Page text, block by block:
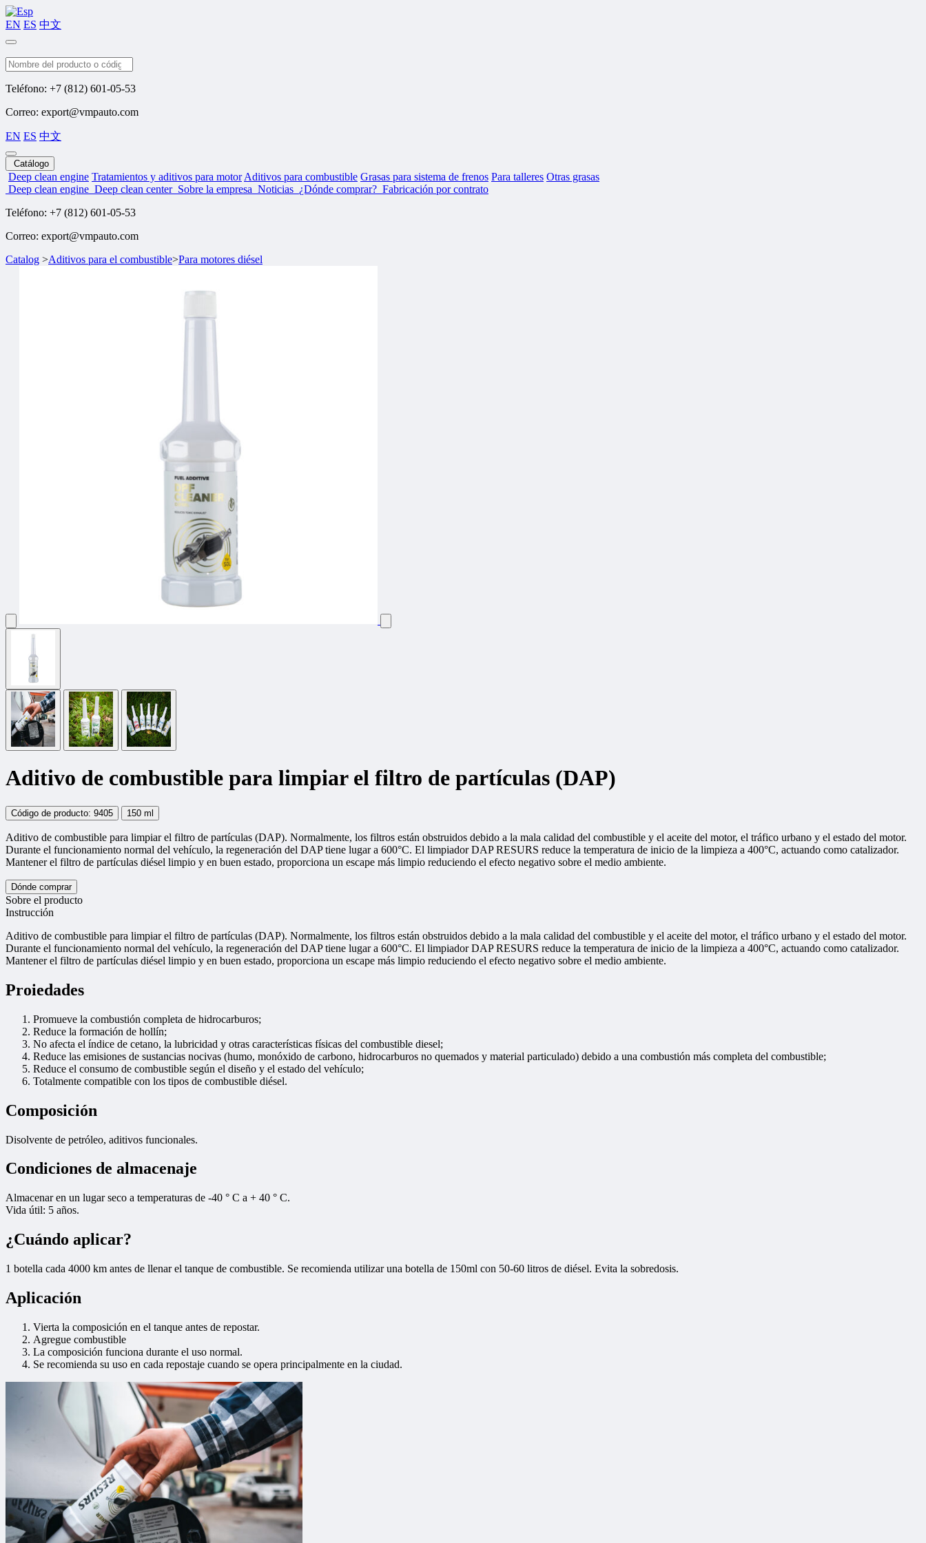
EN ES 中文
Buscar
Teléfono: +7 (812) 601-05-53
Correo: export@vmpauto.com
EN ES 中文
Catálogo
Deep clean engine Tratamientos y aditivos para motor Aditivos para combustible Grasas para sistema de frenos Para talleres Otras grasas
Deep clean engine Deep clean center Sobre la empresa Noticias ¿Dónde comprar? Fabricación por contrato
Teléfono: +7 (812) 601-05-53
Correo: export@vmpauto.com
Catalog >Aditivos para el combustible>Para motores diésel
Aditivo de combustible para limpiar el filtro de partículas (DAP)
Código de producto: 9405 150 ml
Aditivo de combustible para limpiar el filtro de partículas (DAP). Normalmente, los filtros están obstruidos debido a la mala calidad del combustible y el aceite del motor, el tráfico urbano y el estado del motor.
Durante el funcionamiento normal del vehículo, la regeneración del DAP tiene lugar a 600°C. El limpiador DAP RESURS reduce la temperatura de inicio de la limpieza a 400°C, actuando como catalizador.
Mantener el filtro de partículas diésel limpio y en buen estado, proporciona un escape más limpio reduciendo el efecto negativo sobre el medio ambiente.
Dónde comprar
Sobre el producto
Instrucción
Aditivo de combustible para limpiar el filtro de partículas (DAP). Normalmente, los filtros están obstruidos debido a la mala calidad del combustible y el aceite del motor, el tráfico urbano y el estado del motor.
Durante el funcionamiento normal del vehículo, la regeneración del DAP tiene lugar a 600°C. El limpiador DAP RESURS reduce la temperatura de inicio de la limpieza a 400°C, actuando como catalizador.
Mantener el filtro de partículas diésel limpio y en buen estado, proporciona un escape más limpio reduciendo el efecto negativo sobre el medio ambiente.
Proiedades
Promueve la combustión completa de hidrocarburos;
Reduce la formación de hollín;
No afecta el índice de cetano, la lubricidad y otras características físicas del combustible diesel;
Reduce las emisiones de sustancias nocivas (humo, monóxido de carbono, hidrocarburos no quemados y material particulado) debido a una combustión más completa del combustible;
Reduce el consumo de combustible según el diseño y el estado del vehículo;
Totalmente compatible con los tipos de combustible diésel.
Composición
Disolvente de petróleo, aditivos funcionales.
Condiciones de almacenaje
Almacenar en un lugar seco a temperaturas de -40 ° C a + 40 ° C.
Vida útil: 5 años.
¿Cuándo aplicar?
1 botella cada 4000 km antes de llenar el tanque de combustible. Se recomienda utilizar una botella de 150ml con 50-60 litros de diésel. Evita la sobredosis.
Aplicación
Vierta la composición en el tanque antes de repostar.
Agregue combustible
La composición funciona durante el uso normal.
Se recomienda su uso en cada repostaje cuando se opera principalmente en la ciudad.